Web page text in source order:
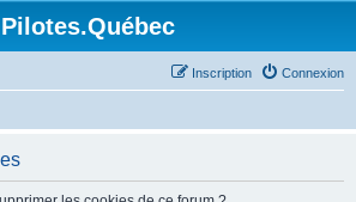
Pilotes.Québec
Connexion
Inscription